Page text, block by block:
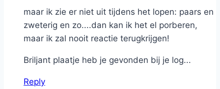
maar ik zie er niet uit tijdens het lopen: paars en
zweterig en zo....dan kan ik het el porberen,
maar ik zal nooit reactie terugkrijgen!
Briljant plaatje heb je gevonden bij je log...
Reply